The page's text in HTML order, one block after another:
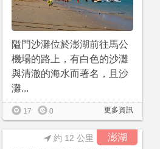
隘門沙灘位於澎湖前往馬公
機場的路上，有白色的沙灘
與清澈的海水而著名，且沙
灘...
更多資訊
17 0
澎湖
約 12 公里